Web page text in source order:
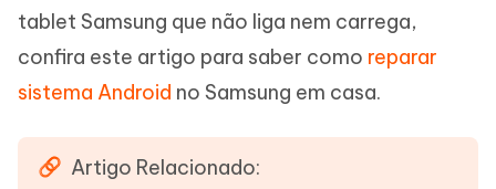
tablet Samsung que não liga nem carrega,
confira este artigo para saber como reparar
sistema Android no Samsung em casa.
Artigo Relacionado: